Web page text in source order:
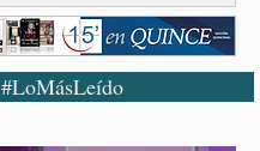
#LoMásLeído